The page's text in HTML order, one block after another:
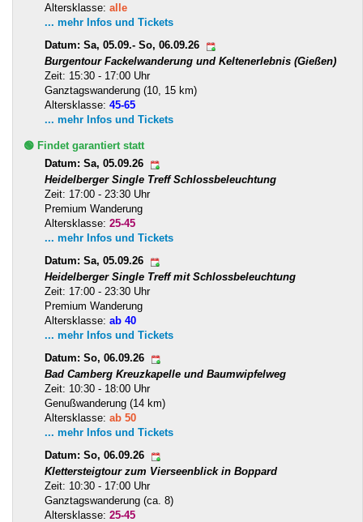
Altersklasse: alle
... mehr Infos und Tickets
Datum: Sa, 05.09.- So, 06.09.26
Burgentour Fackelwanderung und Keltenerlebnis (Gießen)
Zeit: 15:30 - 17:00 Uhr
Ganztagswanderung (10, 15 km)
Altersklasse: 45-65
... mehr Infos und Tickets
🟢 Findet garantiert statt
Datum: Sa, 05.09.26
Heidelberger Single Treff Schlossbeleuchtung
Zeit: 17:00 - 23:30 Uhr
Premium Wanderung
Altersklasse: 25-45
... mehr Infos und Tickets
Datum: Sa, 05.09.26
Heidelberger Single Treff mit Schlossbeleuchtung
Zeit: 17:00 - 23:30 Uhr
Premium Wanderung
Altersklasse: ab 40
... mehr Infos und Tickets
Datum: So, 06.09.26
Bad Camberg Kreuzkapelle und Baumwipfelweg
Zeit: 10:30 - 18:00 Uhr
Genußwanderung (14 km)
Altersklasse: ab 50
... mehr Infos und Tickets
Datum: So, 06.09.26
Klettersteigtour zum Vierseenblick in Boppard
Zeit: 10:30 - 17:00 Uhr
Ganztagswanderung (ca. 8)
Altersklasse: 25-45